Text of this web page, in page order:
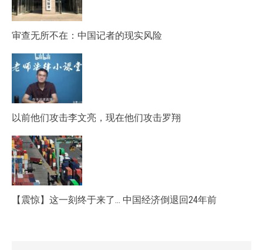
审查无所不在：中国记者的现实风险
以前他们攻击李文亮，现在他们攻击罗翔
【震惊】这一刻终于来了… 中国经济倒退回24年前